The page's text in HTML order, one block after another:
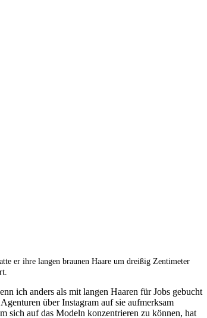
er ihre langen braunen Haare um dreißig Zentimeter
ich anders als mit langen Haaren für Jobs gebucht
über Instagram auf sie aufmerksam
sich auf das Modeln konzentrieren zu können, hat